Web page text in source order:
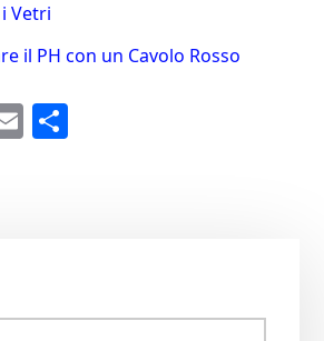
Vetri
il PH con un Cavolo Rosso
E